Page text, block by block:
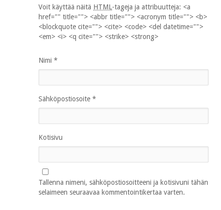
Voit käyttää näitä HTML-tageja ja attribuutteja: <a
href="" title=""> <abbr title=""> <acronym title=""> <b>
<blockquote cite=""> <cite> <code> <del datetime="">
<em> <i> <q cite=""> <strike> <strong>
Nimi *
Sähköpostiosoite *
Kotisivu
Tallenna nimeni, sähköpostiosoitteeni ja kotisivuni tähän
selaimeen seuraavaa kommentointikertaa varten.